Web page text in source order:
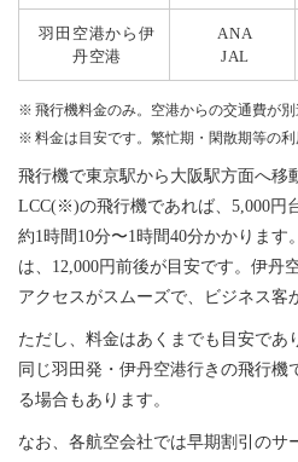
羽田空港から伊
丹空港
ANA
JAL
飛行機料金のみ。空港からの交通費が別
料金は目安です。繁忙期・閑散期等の利
飛行機で東京駅から大阪駅方面へ移
LCC(※)の飛行機であれば、5,000円
約1時間10分〜1時間40分かかりま
は、12,000円前後が目安です。伊丹
アクセスがスムーズで、ビジネス客
ただし、料金はあくまでも目安であ
同じ羽田発・伊丹空港行きの飛行機
る場合もあります。
なお、各航空会社では早期割引のサ